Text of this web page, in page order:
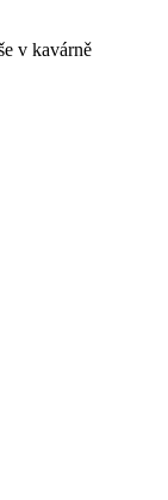
v kavárně